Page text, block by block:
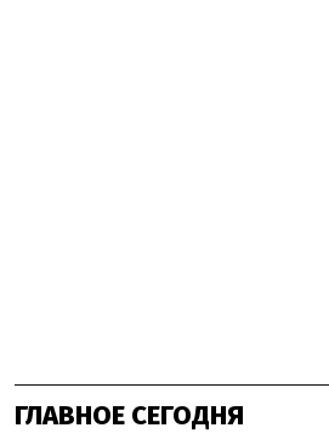
ГЛАВНОЕ СЕГОДНЯ